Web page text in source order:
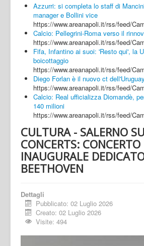
Azzurri: si completa lo staff di
manager e Bollini vice
https://www.areanapoli.it/rss/feed/
Calcio: Pellegrini-Roma verso il
https://www.areanapoli.it/rss/feed/
Fifa, Infantino ai suoi: 'Resto qui', la
boicottaggio
https://www.areanapoli.it/rss/feed/
Diego Forlan è il nuovo ct dell'Uruguay
https://www.areanapoli.it/rss/feed/
Calcio: Real ufficializza Diomandè,
140 milioni
https://www.areanapoli.it/rss/feed/
CULTURA - SALERNO
CONCERTS: CONCERTO
INAUGURALE
BEETHOVEN
Dettagli
Pubblicato: 02 Luglio 2026
Creato: 02 Luglio 2026
Visite: 494